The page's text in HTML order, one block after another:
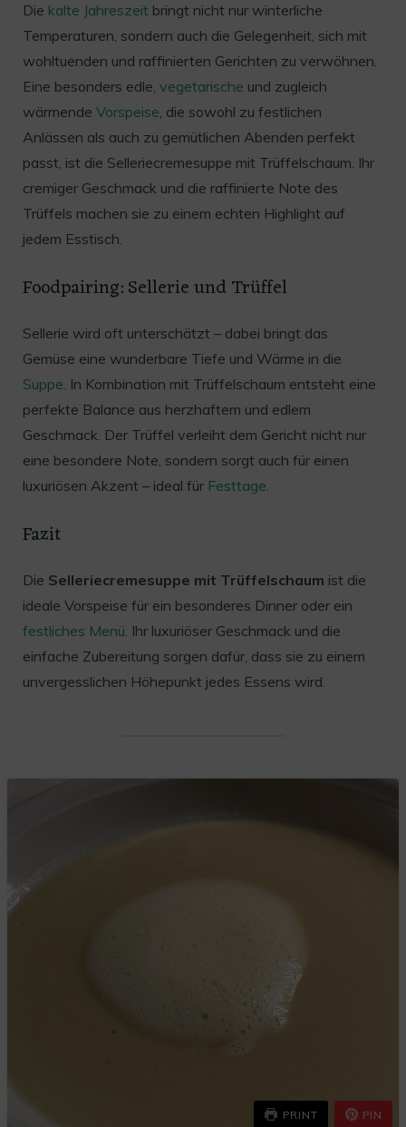
Die kalte Jahreszeit bringt nicht nur winterliche
Temperaturen, sondern auch die Gelegenheit, sich mit
wohltuenden und raffinierten Gerichten zu verwöhnen.
Eine besonders edle, vegetarische und zugleich
wärmende Vorspeise, die sowohl zu festlichen
Anlässen als auch zu gemütlichen Abenden perfekt
passt, ist die Selleriecremesuppe mit Trüffelschaum. Ihr
cremiger Geschmack und die raffinierte Note des
Trüffels machen sie zu einem echten Highlight auf
jedem Esstisch.
Foodpairing: Sellerie und Trüffel
Sellerie wird oft unterschätzt – dabei bringt das
Gemüse eine wunderbare Tiefe und Wärme in die
Suppe. In Kombination mit Trüffelschaum entsteht eine
perfekte Balance aus herzhaftem und edlem
Geschmack. Der Trüffel verleiht dem Gericht nicht nur
eine besondere Note, sondern sorgt auch für einen
luxuriösen Akzent – ideal für Festtage.
Fazit
Die Selleriecremesuppe mit Trüffelschaum ist die
ideale Vorspeise für ein besonderes Dinner oder ein
festliches Menü. Ihr luxuriöser Geschmack und die
einfache Zubereitung sorgen dafür, dass sie zu einem
unvergesslichen Höhepunkt jedes Essens wird.
PRINT PIN